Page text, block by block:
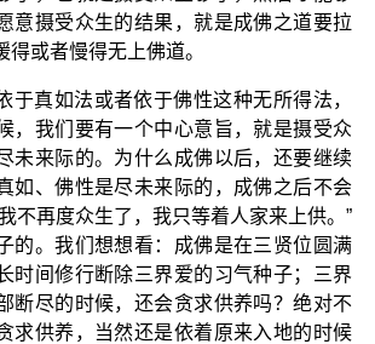
意摄受众生的结果，就是成佛之道要拉
或者慢得无上佛道。
于真如法或者依于佛性这种无所得法，
，我们要有一个中心意旨，就是摄受众
未来际的。为什么成佛以后，还要继续
如、佛性是尽未来际的，成佛之后不会
不再度众生了，我只等着人家来上供。”
的。我们想想看：成佛是在三贤位圆满
时间修行断除三界爱的习气种子；三界
断尽的时候，还会贪求供养吗？绝对不
求供养，当然还是依着原来入地的时候